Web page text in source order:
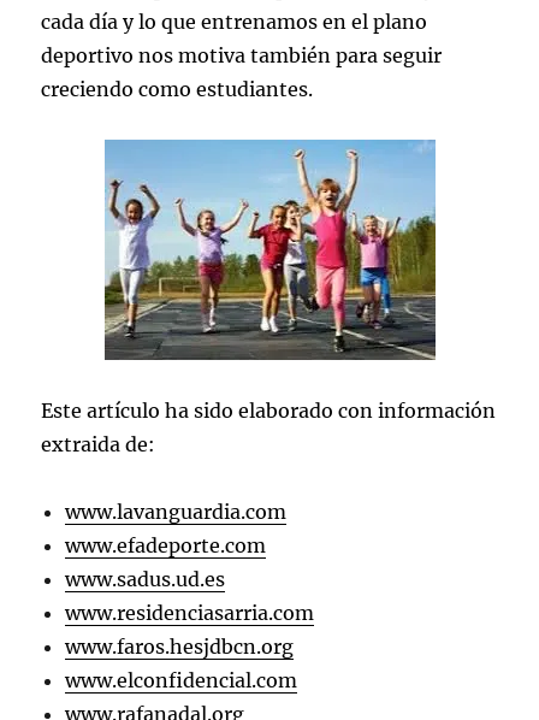
cada día y lo que entrenamos en el plano
deportivo nos motiva también para seguir
creciendo como estudiantes.
Este artículo ha sido elaborado con información
extraida de:
www.lavanguardia.com
www.efadeporte.com
www.sadus.ud.es
www.residenciasarria.com
www.faros.hesjdbcn.org
www.elconfidencial.com
www.rafanadal.org